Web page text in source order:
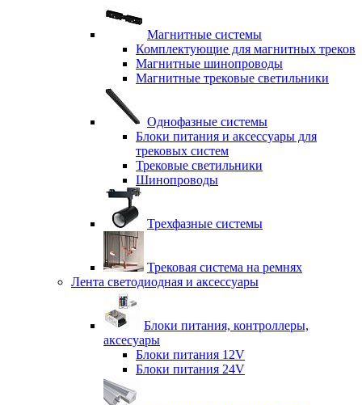
Магнитные системы
Комплектующие для магнитных треков
Магнитные шинопроводы
Магнитные трековые светильники
Однофазные системы
Блоки питания и аксессуары для
трековых систем
Трековые светильники
Шинопроводы
Трехфазные системы
Трековая система на ремнях
Лента светодиодная и аксессуары
Блоки питания, контроллеры,
аксесуары
Блоки питания 12V
Блоки питания 24V